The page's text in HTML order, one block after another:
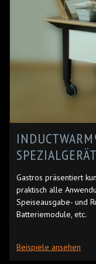
Gastros präsentiert
praktisch alle
Speiseausgabe- und
Batteriemodule, etc.
Beispiele ansehen